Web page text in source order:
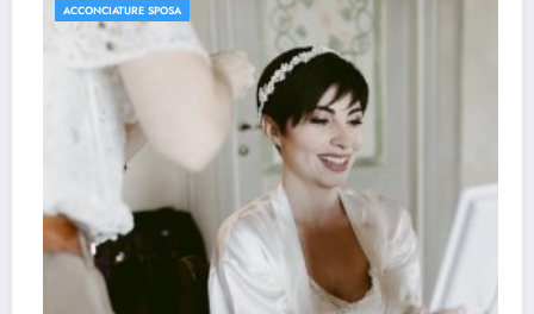
ACCONCIATURE SPOSA